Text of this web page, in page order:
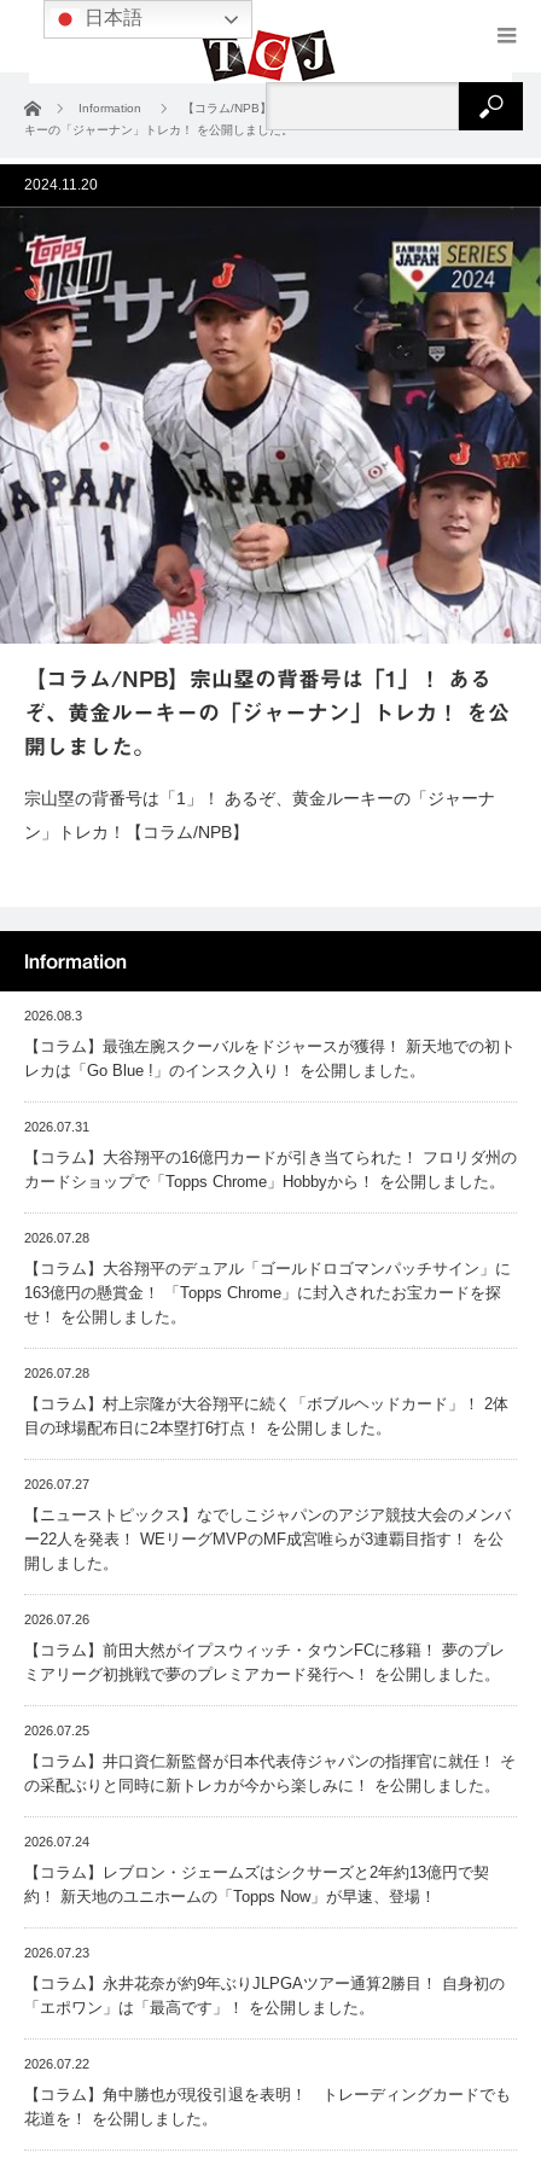
ホーム Information
【コラム/NPB】宗山塁の背番号は「1」！ あるぞ、黄金ルー
キーの「ジャーナン」トレカ！ を公開しました。
2024.11.20
【コラム/NPB】宗山塁の背番号は「1」！ ある
ぞ、黄金ルーキーの「ジャーナン」トレカ！ を公
開しました。
宗山塁の背番号は「1」！ あるぞ、黄金ルーキーの「ジャーナ
ン」トレカ！【コラム/NPB】
Information
2026.08.3
【コラム】最強左腕スクーバルをドジャースが獲得！ 新天地での初ト
レカは「Go Blue !」のインスク入り！ を公開しました。
2026.07.31
【コラム】大谷翔平の16億円カードが引き当てられた！ フロリダ州の
カードショップで「Topps Chrome」Hobbyから！ を公開しました。
2026.07.28
【コラム】大谷翔平のデュアル「ゴールドロゴマンパッチサイン」に
163億円の懸賞金！ 「Topps Chrome」に封入されたお宝カードを探
せ！ を公開しました。
2026.07.28
【コラム】村上宗隆が大谷翔平に続く「ボブルヘッドカード」！ 2体
目の球場配布日に2本塁打6打点！ を公開しました。
2026.07.27
【ニューストピックス】なでしこジャパンのアジア競技大会のメンバ
ー22人を発表！ WEリーグMVPのMF成宮唯らが3連覇目指す！ を公
開しました。
2026.07.26
【コラム】前田大然がイプスウィッチ・タウンFCに移籍！ 夢のプレ
ミアリーグ初挑戦で夢のプレミアカード発行へ！ を公開しました。
2026.07.25
【コラム】井口資仁新監督が日本代表侍ジャパンの指揮官に就任！ そ
の采配ぶりと同時に新トレカが今から楽しみに！ を公開しました。
2026.07.24
【コラム】レブロン・ジェームズはシクサーズと2年約13億円で契
約！ 新天地のユニホームの「Topps Now」が早速、登場！
2026.07.23
【コラム】永井花奈が約9年ぶりJLPGAツアー通算2勝目！ 自身初の
「エポワン」は「最高です」！ を公開しました。
2026.07.22
【コラム】角中勝也が現役引退を表明！ トレーディングカードでも
花道を！ を公開しました。
日本語